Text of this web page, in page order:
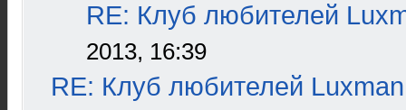
RE: Клуб любителей
2013, 16:39
RE: Клуб любителей Luxman